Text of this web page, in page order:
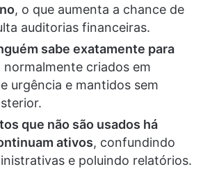
, o que aumenta a chance de
auditorias financeiras.
sabe exatamente para
normalmente criados em
urgência e mantidos sem
que não são usados há
ativos, confundindo
e poluindo relatórios.